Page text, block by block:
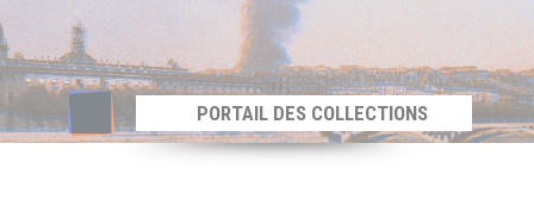
Panneau de gestion des cookies
PORTAIL DES COLLECTIONS